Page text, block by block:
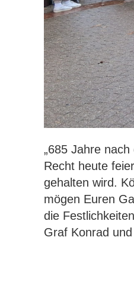
„685 Jahre
Recht heute
gehalten wird.
mögen Euren
die
Graf Konrad